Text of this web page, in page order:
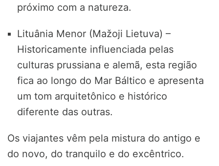
próximo com a natureza.
Lituânia Menor (Mažoji Lietuva) –
Historicamente influenciada pelas
culturas prussiana e alemã, esta região
fica ao longo do Mar Báltico e apresenta
um tom arquitetônico e histórico
diferente das outras.
Os viajantes vêm pela mistura do antigo e
do novo, do tranquilo e do excêntrico.